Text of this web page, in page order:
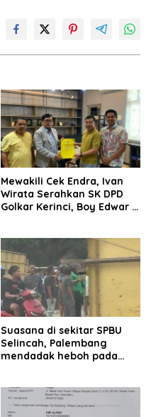
Mewakili Cek Endra, Ivan
Wirata Serahkan SK DPD
Golkar Kerinci, Boy Edwar :
Suasana di sekitar SPBU
Selincah, Palembang
mendadak heboh pada